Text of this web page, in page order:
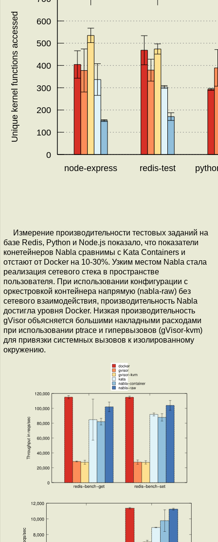
Измерение производительности тестовых заданий на
базе Redis, Python и Node.js показало, что показатели
конетейнеров Nabla сравнимы с Kata Containers и
отстают от Docker на 10-30%. Узким местом Nabla стала
реализация сетевого стека в пространстве
пользователя. При использовании конфигурации с
оркестровкой контейнера напрямую (nabla-raw) без
сетевого взаимодействия, производительность Nabla
достигла уровня Docker. Низкая производительность
gVisor объясняется большими накладными расходами
при использовании ptrace и гипервызовов (gVisor-kvm)
для привязки системных вызовов к изолированному
окружению.